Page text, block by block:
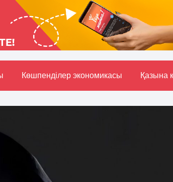
Көшпенділер экономикасы Қазына